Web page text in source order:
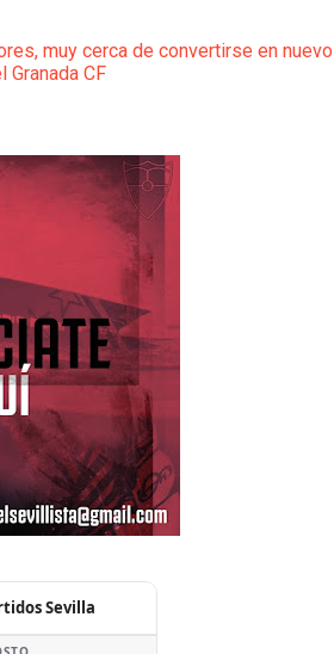
muy cerca de convertirse en nuevo
Granada CF